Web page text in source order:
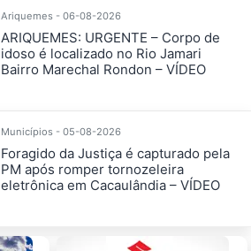
Ariquemes - 06-08-2026
ARIQUEMES: URGENTE – Corpo de
idoso é localizado no Rio Jamari
Bairro Marechal Rondon – VÍDEO
Municípios - 05-08-2026
Foragido da Justiça é capturado pela
PM após romper tornozeleira
eletrônica em Cacaulândia – VÍDEO